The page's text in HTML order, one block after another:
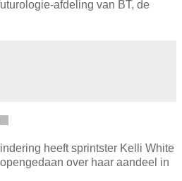
afdeling van BT, de
heeft sprintster Kelli White
over haar aandeel in